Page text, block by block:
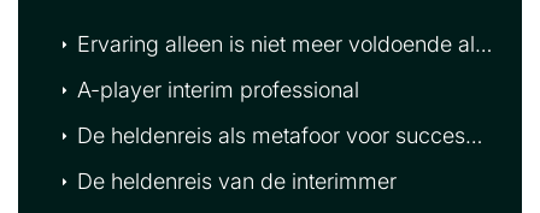
Ervaring alleen is niet meer voldoende als interim manager
A-player interim professional
De heldenreis als metafoor voor succesvol Interim Management!
De heldenreis van de interimmer